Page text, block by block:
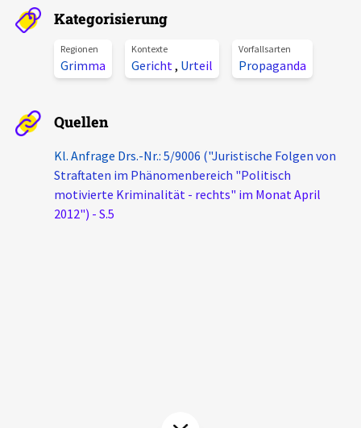
Phänomene
Alle Beiträge
Veranstaltungen
Pressemitteilungen
Podcasts
Über uns
Projektbeschreibung
Kontakt
Kategorisierung
Regionen
Grimma
Kontexte
Gericht, Urteil
Vorfallsarten
Propaganda
Quellen
Kl. Anfrage Drs.-Nr.: 5/9006 ("Juristische Folgen von
Straftaten im Phänomenbereich "Politisch
motivierte Kriminalität - rechts" im Monat April
2012") - S.5